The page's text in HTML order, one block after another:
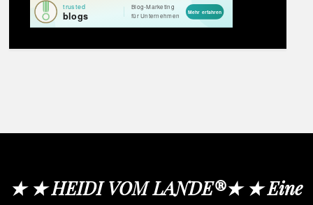
★ ★ HEIDI VOM LANDE®★ ★ Eine